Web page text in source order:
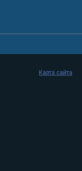
Карта сайта